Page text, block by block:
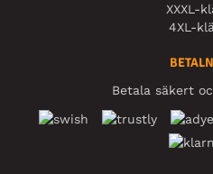
XXXL-
4XL-
Betala säkert